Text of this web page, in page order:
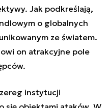
Jak podkreślają,
o globalnych
ze światem.
on atrakcyjne pole
instytucji